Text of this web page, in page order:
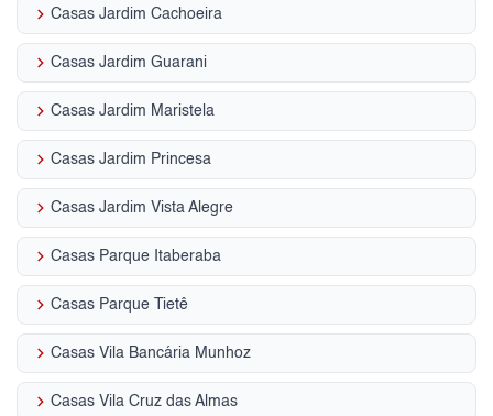
keyboard_arrow_right Casas Jardim Cachoeira
keyboard_arrow_right Casas Jardim Guarani
keyboard_arrow_right Casas Jardim Maristela
keyboard_arrow_right Casas Jardim Princesa
keyboard_arrow_right Casas Jardim Vista Alegre
keyboard_arrow_right Casas Parque Itaberaba
keyboard_arrow_right Casas Parque Tietê
keyboard_arrow_right Casas Vila Bancária Munhoz
keyboard_arrow_right Casas Vila Cruz das Almas